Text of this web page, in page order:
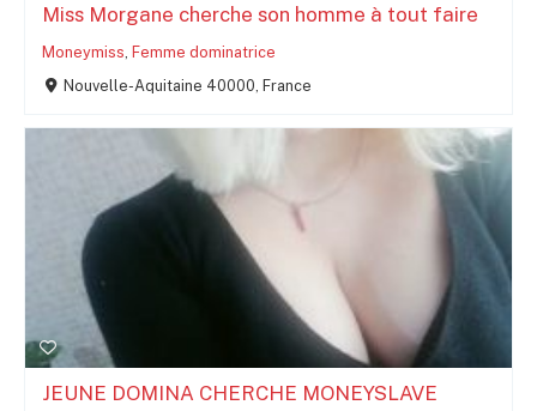
Miss Morgane cherche son homme à tout faire
Moneymiss Femme dominatrice
Nouvelle-Aquitaine 40000, France
JEUNE DOMINA CHERCHE MONEYSLAVE